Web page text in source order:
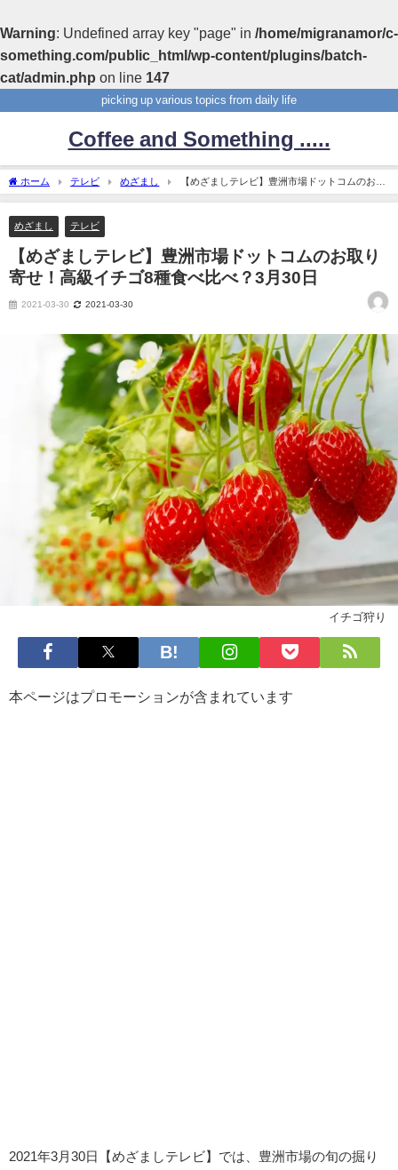
Warning: Undefined array key "page" in /home/migranamor/c-
something.com/public_html/wp-content/plugins/batch-
cat/admin.php on line 147
picking up various topics from daily life
Coffee and Something .....
ホーム テレビ めざまし
【めざましテレビ】豊洲市場ドットコムのお取
り寄せ！高級イチゴ8種食べ比べ？3月30日
めざまし テレビ
【めざましテレビ】豊洲市場ドットコムのお取り
寄せ！高級イチゴ8種食べ比べ？3月30日
2021-03-30 2021-03-30
イチゴ狩り
本ページはプロモーションが含まれています
2021年3月30日【めざましテレビ】では、豊洲市場の旬の掘り